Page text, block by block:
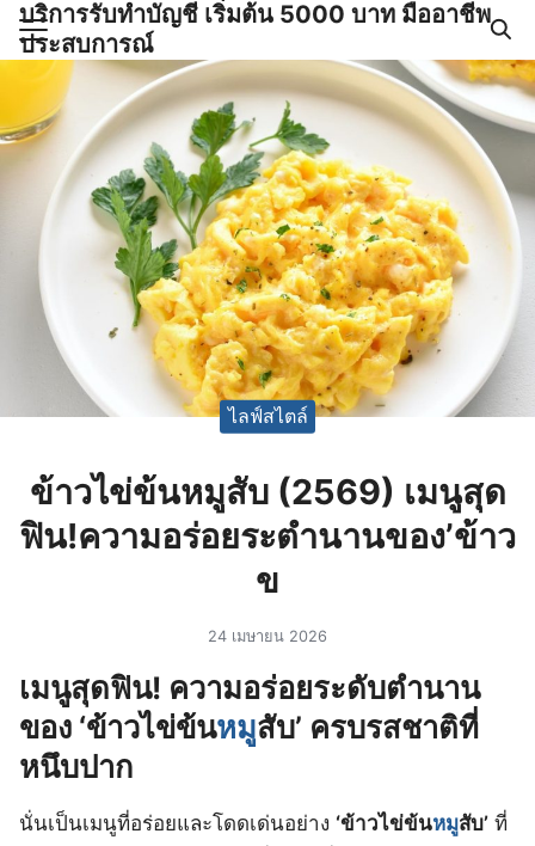
Skip
content
บริการรับทำบัญชี เริ่มต้น 5000 บาท มืออาชีพ
ประสบการณ์
ญชีและภาษีครบวงจร |
Search
for:
ไลฟ์สไตล์
ข้าวไข่ข้นหมูสับ (2569) เมนูสุด
ฟิน!ความอร่อยระตำนานของ’ข้าว
ข
24 เมษายน 2026
เมนูสุดฟิน! ความอร่อยระดับตำนาน
ของ ‘ข้าวไข่ข้นหมูสับ’ ครบรสชาติที่
หนึบปาก
นั่นเป็นเมนูที่อร่อยและโดดเด่นอย่าง ‘ข้าวไข่ข้นหมูสับ’ ที่